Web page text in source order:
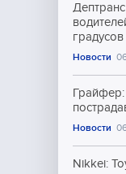
градусов
Новости
Новости
Nikkei: